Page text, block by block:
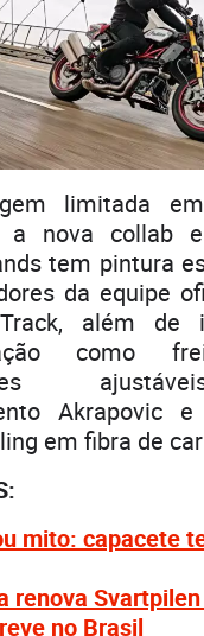
limitada
a nova collab
tem pintura
da equipe
além de
como
Akrapovic e
em fibra de
mito: capacete
renova
no Brasil